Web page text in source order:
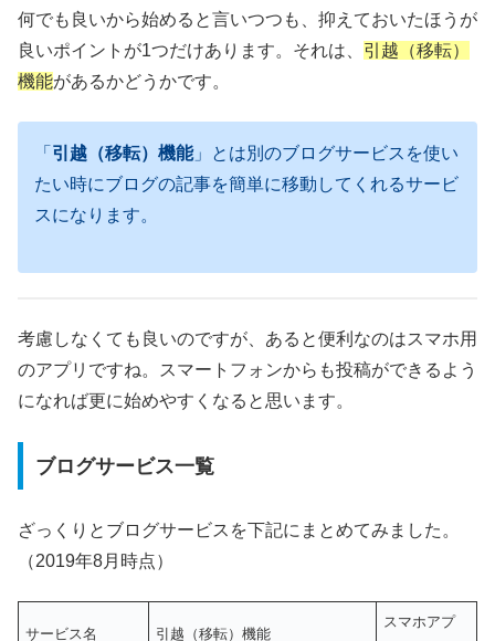
何でも良いから始めると言いつつも、抑えておいたほうが
良いポイントが1つだけあります。それは、 引越（移転）
機能があるかどうかです。
「 引越（移転）機能」とは別のブログサービスを使い
たい時にブログの記事を簡単に移動してくれるサービ
スになります。
考慮しなくても良いのですが、あると便利なのはスマホ用
のアプリですね。スマートフォンからも投稿ができるよう
になれば更に始めやすくなると思います。
ブログサービス一覧
ざっくりとブログサービスを下記にまとめてみました。
（2019年8月時点）
サービス名 引越（移転）機能
スマホアプ